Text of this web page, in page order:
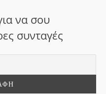
να σου
συνταγές